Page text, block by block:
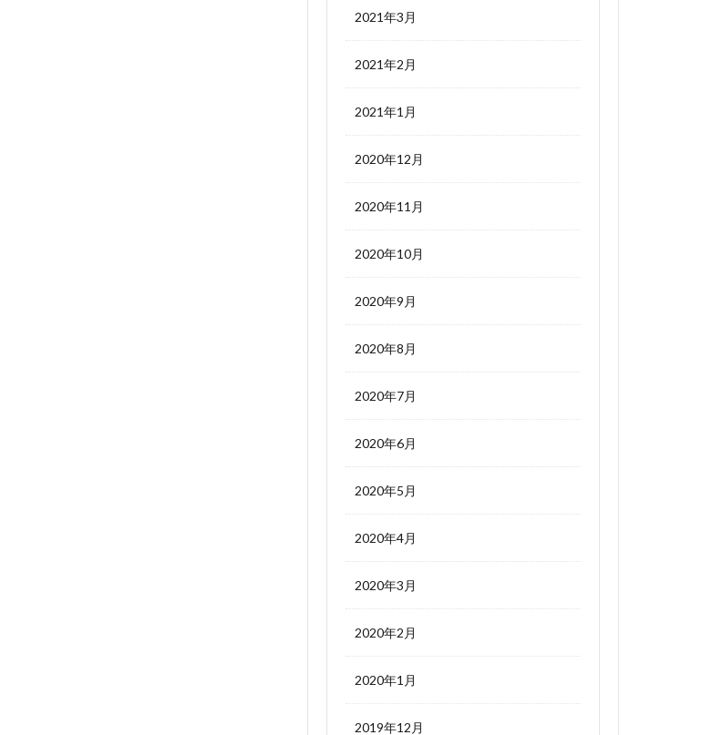
2021年3月
2021年2月
2021年1月
2020年12月
2020年11月
2020年10月
2020年9月
2020年8月
2020年7月
2020年6月
2020年5月
2020年4月
2020年3月
2020年2月
2020年1月
2019年12月